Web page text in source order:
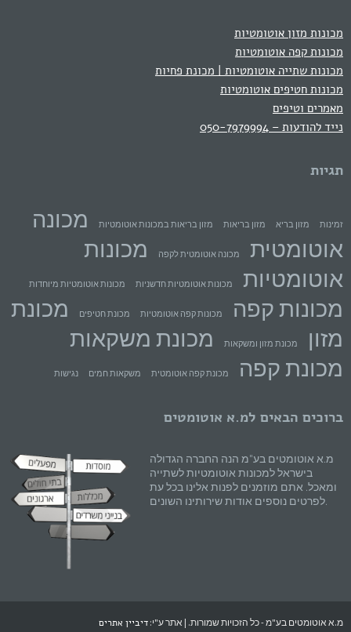
מכונות מזון אוטומטיות
מכונות קפה אוטומטיות
מכונות שתייה אוטומטיות | מכונת פחיות
מכונות חטיפים אוטומטיות
מאמרים וטיפים
נייד להודעות – 050-7979994
תגיות
זמינות מזון בריא מזון בריאות מזון בריאות במכונות אוטומטיות
מכונה
אוטומטית
מכונה אוטומטית לקפה
מכונות
אוטומטיות
מכונות אוטומטיות חדשניות מכונות אוטומטיות מיוחדות
מכונות קפה מכונות קפה אוטומטיות מכונת חטיפים
מכונת
מזון
מכונת מזון ומשקאות
מכונת משקאות
מכונת קפה
מכונת קפה אוטומטית משקאות חמים נגישות
ברוכים הבאים למ.א אוטומטים
מ.א אוטומטים בע"מ הנה החברה הגדולה
בישראל למכונות אוטומטיות לשתייה
ומאכל. אתם מוזמנים לפנות אלינו בכל עת
לפרטים נוספים אודות שירותינו השונים.
מ.א אוטומטים בע"מ - כל הזכויות שמורות. | אתר ע"י: דיביין אתרים